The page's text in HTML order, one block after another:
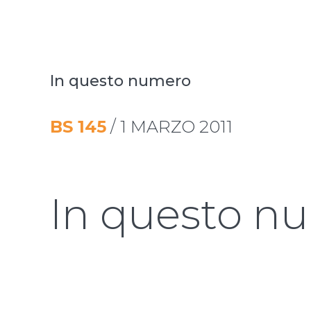
In questo numero
BS 145 / 1 MARZO 2011
In questo